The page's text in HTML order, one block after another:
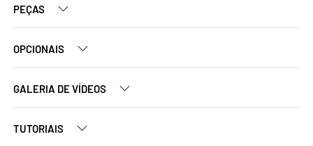
PEÇAS
OPCIONAIS
GALERIA DE VÍDEOS
TUTORIAIS